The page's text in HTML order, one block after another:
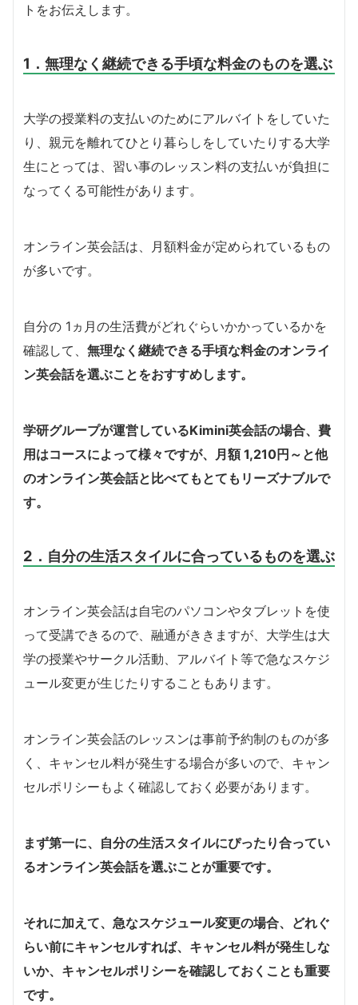
トをお伝えします。
1．無理なく継続できる手頃な料金のものを選ぶ
大学の授業料の支払いのためにアルバイトをしていた
り、親元を離れてひとり暮らしをしていたりする大学
生にとっては、習い事のレッスン料の支払いが負担に
なってくる可能性があります。
オンライン英会話は、月額料金が定められているもの
が多いです。
自分の 1ヵ月の生活費がどれぐらいかかっているかを
確認して、 無理なく継続できる手頃な料金のオンライ
ン英会話を選ぶことをおすすめします。
学研グループが運営しているKimini英会話の場合、費
用はコースによって様々ですが、月額 1,210円～と他
のオンライン英会話と比べてもとてもリーズナブルで
す。
2．自分の生活スタイルに合っているものを選ぶ
オンライン英会話は自宅のパソコンやタブレットを使
って受講できるので、融通がききますが、大学生は大
学の授業やサークル活動、アルバイト等で急なスケジ
ュール変更が生じたりすることもあります。
オンライン英会話のレッスンは事前予約制のものが多
く、キャンセル料が発生する場合が多いので、キャン
セルポリシーもよく確認しておく必要があります。
まず第一に、自分の生活スタイルにぴったり合ってい
るオンライン英会話を選ぶことが重要です。
それに加えて、急なスケジュール変更の場合、どれぐ
らい前にキャンセルすれば、キャンセル料が発生しな
いか、キャンセルポリシーを確認しておくことも重要
です。